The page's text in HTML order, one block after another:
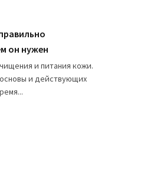
он нужен
и питания кожи.
и действующих